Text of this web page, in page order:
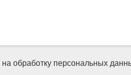
на обработку персональных